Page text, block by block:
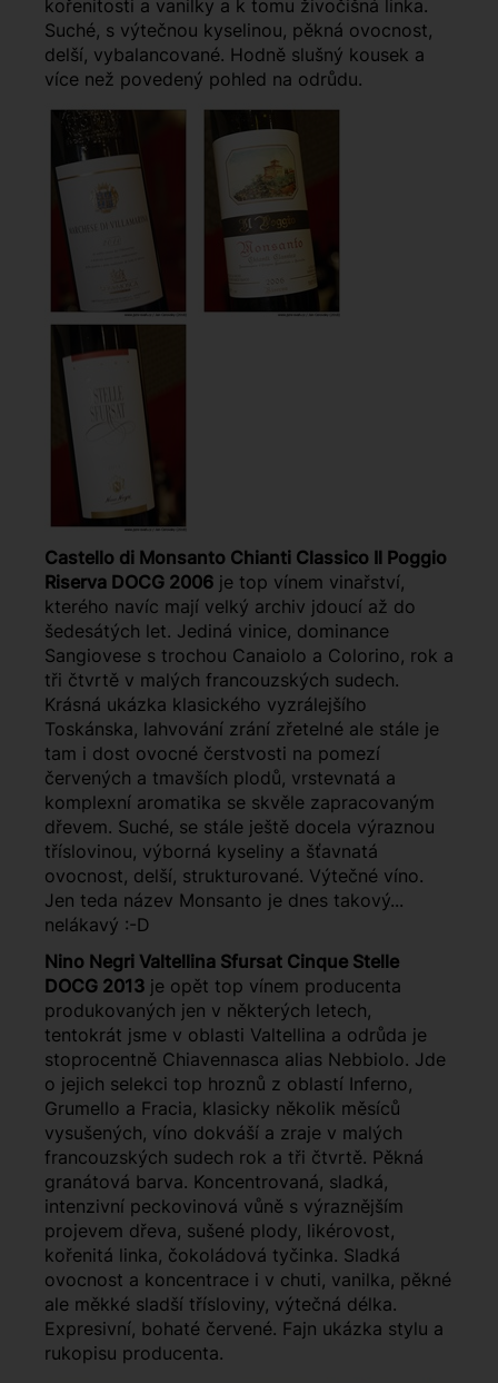
kořenitosti a vanilky a k tomu živočišná linka.
Suché, s výtečnou kyselinou, pěkná ovocnost,
delší, vybalancované. Hodně slušný kousek a
více než povedený pohled na odrůdu.
Castello di Monsanto Chianti Classico Il Poggio
Riserva DOCG 2006 je top vínem vinařství,
kterého navíc mají velký archiv jdoucí až do
šedesátých let. Jediná vinice, dominance
Sangiovese s trochou Canaiolo a Colorino, rok a
tři čtvrtě v malých francouzských sudech.
Krásná ukázka klasického vyzrálejšího
Toskánska, lahvování zrání zřetelné ale stále je
tam i dost ovocné čerstvosti na pomezí
červených a tmavších plodů, vrstevnatá a
komplexní aromatika se skvěle zapracovaným
dřevem. Suché, se stále ještě docela výraznou
tříslovinou, výborná kyseliny a šťavnatá
ovocnost, delší, strukturované. Výtečné víno.
Jen teda název Monsanto je dnes takový...
nelákavý :-D
Nino Negri Valtellina Sfursat Cinque Stelle
DOCG 2013 je opět top vínem producenta
produkovaných jen v některých letech,
tentokrát jsme v oblasti Valtellina a odrůda je
stoprocentně Chiavennasca alias Nebbiolo. Jde
o jejich selekci top hroznů z oblastí Inferno,
Grumello a Fracia, klasicky několik měsíců
vysušených, víno dokváší a zraje v malých
francouzských sudech rok a tři čtvrtě. Pěkná
granátová barva. Koncentrovaná, sladká,
intenzivní peckovinová vůně s výraznějším
projevem dřeva, sušené plody, likérovost,
kořenitá linka, čokoládová tyčinka. Sladká
ovocnost a koncentrace i v chuti, vanilka, pěkné
ale měkké sladší třísloviny, výtečná délka.
Expresivní, bohaté červené. Fajn ukázka stylu a
rukopisu producenta.